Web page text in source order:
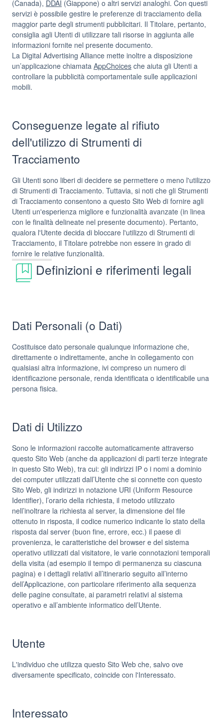
(Canada), DDAI (Giappone) o altri servizi analoghi. Con questi
servizi è possibile gestire le preferenze di tracciamento della
maggior parte degli strumenti pubblicitari. Il Titolare, pertanto,
consiglia agli Utenti di utilizzare tali risorse in aggiunta alle
informazioni fornite nel presente documento.
La Digital Advertising Alliance mette inoltre a disposizione
un’applicazione chiamata AppChoices che aiuta gli Utenti a
controllare la pubblicità comportamentale sulle applicazioni
mobili.
Conseguenze legate al rifiuto
dell'utilizzo di Strumenti di
Tracciamento
Gli Utenti sono liberi di decidere se permettere o meno l'utilizzo
di Strumenti di Tracciamento. Tuttavia, si noti che gli Strumenti
di Tracciamento consentono a questo Sito Web di fornire agli
Utenti un'esperienza migliore e funzionalità avanzate (in linea
con le finalità delineate nel presente documento). Pertanto,
qualora l'Utente decida di bloccare l'utilizzo di Strumenti di
Tracciamento, il Titolare potrebbe non essere in grado di
fornire le relative funzionalità.
Definizioni e riferimenti legali
Dati Personali (o Dati)
Costituisce dato personale qualunque informazione che,
direttamente o indirettamente, anche in collegamento con
qualsiasi altra informazione, ivi compreso un numero di
identificazione personale, renda identificata o identificabile una
persona fisica.
Dati di Utilizzo
Sono le informazioni raccolte automaticamente attraverso
questo Sito Web (anche da applicazioni di parti terze integrate
in questo Sito Web), tra cui: gli indirizzi IP o i nomi a dominio
dei computer utilizzati dall’Utente che si connette con questo
Sito Web, gli indirizzi in notazione URI (Uniform Resource
Identifier), l’orario della richiesta, il metodo utilizzato
nell’inoltrare la richiesta al server, la dimensione del file
ottenuto in risposta, il codice numerico indicante lo stato della
risposta dal server (buon fine, errore, ecc.) il paese di
provenienza, le caratteristiche del browser e del sistema
operativo utilizzati dal visitatore, le varie connotazioni temporali
della visita (ad esempio il tempo di permanenza su ciascuna
pagina) e i dettagli relativi all’itinerario seguito all’interno
dell’Applicazione, con particolare riferimento alla sequenza
delle pagine consultate, ai parametri relativi al sistema
operativo e all’ambiente informatico dell’Utente.
Utente
L'individuo che utilizza questo Sito Web che, salvo ove
diversamente specificato, coincide con l'Interessato.
Interessato